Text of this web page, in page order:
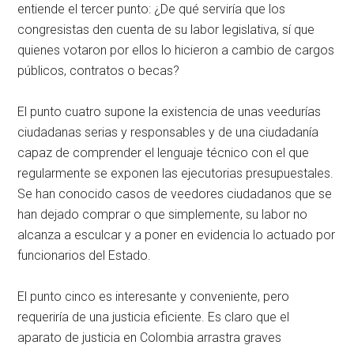
entiende el tercer punto: ¿De qué serviría que los
congresistas den cuenta de su labor legislativa, sí que
quienes votaron por ellos lo hicieron a cambio de cargos
públicos, contratos o becas?
El punto cuatro supone la existencia de unas veedurías
ciudadanas serias y responsables y de una ciudadanía
capaz de comprender el lenguaje técnico con el que
regularmente se exponen las ejecutorias presupuestales.
Se han conocido casos de veedores ciudadanos que se
han dejado comprar o que simplemente, su labor no
alcanza a esculcar y a poner en evidencia lo actuado por
funcionarios del Estado.
El punto cinco es interesante y conveniente, pero
requeriría de una justicia eficiente. Es claro que el
aparato de justicia en Colombia arrastra graves